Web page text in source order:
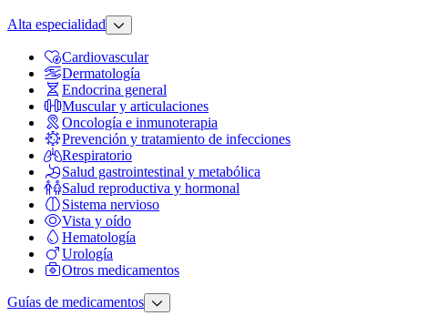
Alta especialidad
Cardiovascular
Dermatología
Endocrina general
Muscular y articulaciones
Oncología e inmunoterapia
Prevención y tratamiento de infecciones
Respiratorio
Salud gastrointestinal y metabólica
Salud reproductiva y hormonal
Sistema nervioso
Vista y oído
Hematología
Urología
Otros medicamentos
Guías de medicamentos